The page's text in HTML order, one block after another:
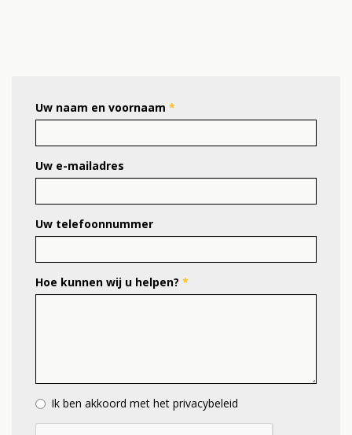
Uw naam en voornaam *
Uw e-mailadres
Uw telefoonnummer
Hoe kunnen wij u helpen? *
Privacybeleid*
Ik ben akkoord met het privacybeleid